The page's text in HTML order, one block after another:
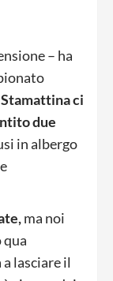
– ha
Stamattina ci
due
in albergo
ma noi
qua
lasciare il